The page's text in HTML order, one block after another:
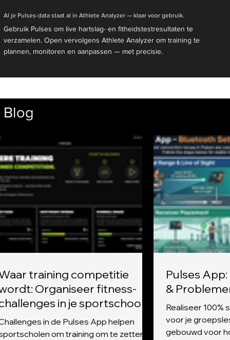
Al je Pulses-data staat al in Athlete Analyzer — klaar voor gebruik.
Gebruik Pulses om live hartslag- en fitheidstestresultaten te
verzamelen. Open vervolgens Athlete Analyzer om training te
plannen, monitoren en aanpassen — met precisie.
Blog
training competitie
Organiseer fitness-
in je sportschool
in de Pulses App helpen
om training om te zetten in
Pulses
&
Realiseer 100%
voor je
gebouwd voor